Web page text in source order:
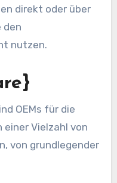
direkt oder über
den
nutzen.
OEMs für die
einer Vielzahl von
von grundlegender